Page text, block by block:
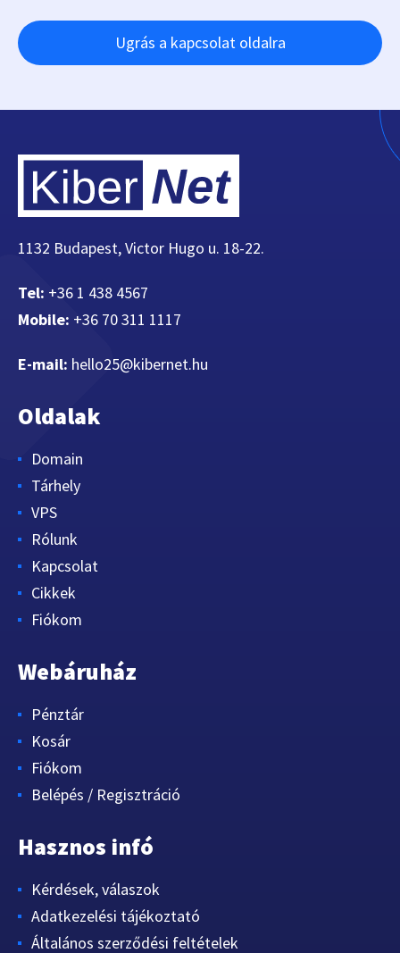
Ugrás a kapcsolat oldalra
1132 Budapest, Victor Hugo u. 18-22.
Tel: +36 1 438 4567
Mobile: +36 70 311 1117
E-mail: hello25@kibernet.hu
Oldalak
Domain
Tárhely
VPS
Rólunk
Kapcsolat
Cikkek
Fiókom
Webáruház
Pénztár
Kosár
Fiókom
Belépés / Regisztráció
Hasznos infó
Kérdések, válaszok
Adatkezelési tájékoztató
Általános szerződési feltételek